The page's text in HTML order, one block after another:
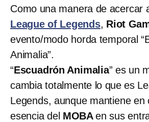
Como una manera de acercar
League of Legends, Riot
evento/modo horda temporal
Animalia”.
“Escuadrón Animalia” es un
cambia totalmente lo que es
Legends, aunque mantiene en
esencia del MOBAen sus